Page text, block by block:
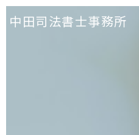
中田司法書士事務所